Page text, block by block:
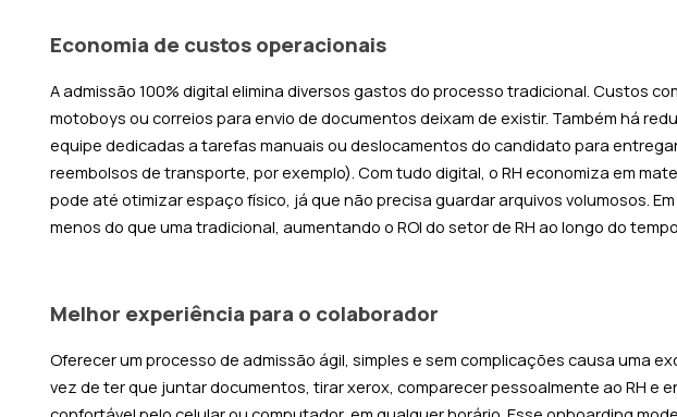
Economia de custos operacionais
A admissão 100% digital elimina diversos gastos do processo tradicional. Custos
motoboys ou correios para envio de documentos deixam de existir. Também há
equipe dedicadas a tarefas manuais ou deslocamentos do candidato para
reembolsos de transporte, por exemplo). Com tudo digital, o RH economiza em
pode até otimizar espaço físico, já que não precisa guardar arquivos volumosos.
menos do que uma tradicional, aumentando o ROI do setor de RH ao longo do tempo.
Melhor experiência para o colaborador
Oferecer um processo de admissão ágil, simples e sem complicações causa uma
vez de ter que juntar documentos, tirar xerox, comparecer pessoalmente ao RH e